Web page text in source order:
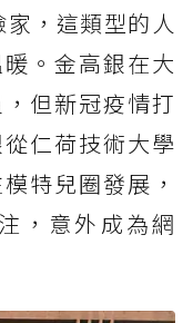
，這類型的人
。金高銀在大
但新冠疫情打
仁荷技術大學
特兒圈發展，
，意外成為網